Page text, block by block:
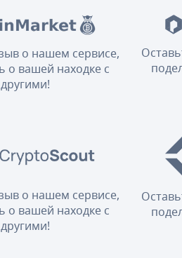
о нашем сервисе,
о вашей находке с
другими!
о нашем сервисе,
о вашей находке с
другими!